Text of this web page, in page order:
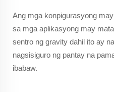
Ang mga konpigurasyong
sa mga aplikasyong may
sentro ng gravity dahil ito ay
nagsisiguro ng pantay na
ibabaw.